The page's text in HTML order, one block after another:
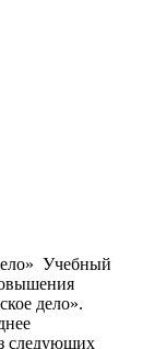
Учебный
дело».
следующих